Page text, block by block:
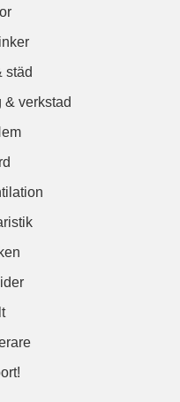
städ
& verkstad